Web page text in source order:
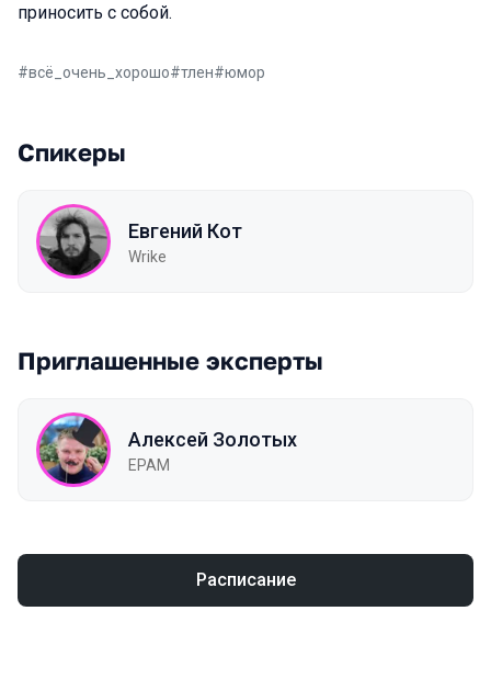
приносить с собой.
#всё_очень_хорошо#тлен#юмор
Спикеры
Евгений Кот
Wrike
Приглашенные эксперты
Алексей Золотых
EPAM
Расписание